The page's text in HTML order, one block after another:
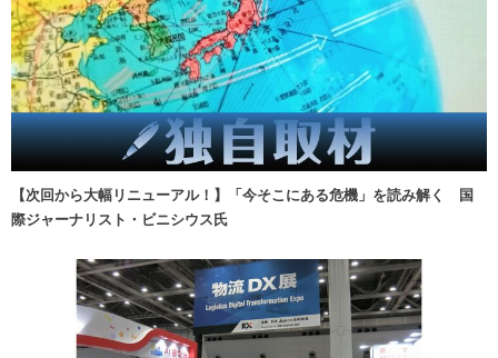
【次回から大幅リニューアル！】「今そこにある危機」を読み解く 国
際ジャーナリスト・ビニシウス氏